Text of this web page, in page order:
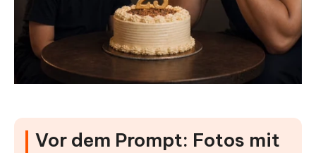
Vor dem Prompt: Fotos mit